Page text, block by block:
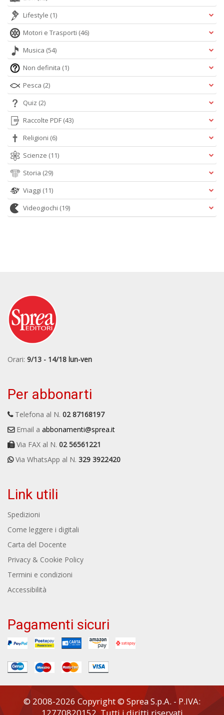
Lifestyle (1)
Motori e Trasporti (46)
Musica (54)
Non definita (1)
Pesca (2)
Quiz (2)
Raccolte PDF (43)
Religioni (6)
Scienze (11)
Storia (29)
Viaggi (11)
Videogiochi (19)
Orari: 9/13 - 14/18 lun-ven
Per abbonarti
Telefona al N. 02 87168197
Email a abbonamenti@sprea.it
Via FAX al N. 02 56561221
Via WhatsApp al N. 329 3922420
Link utili
Spedizioni
Come leggere i digitali
Carta del Docente
Privacy & Cookie Policy
Termini e condizioni
Accessibilità
Pagamenti sicuri
© 2008-2026 Copyright © Sprea S.p.A. - P.IVA:
12770820152. Tutti i diritti riservati